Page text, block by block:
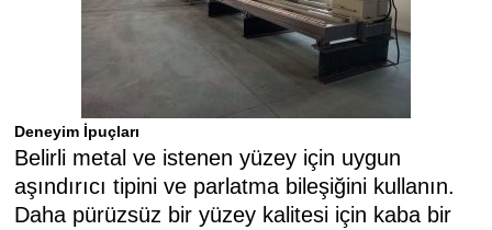
Deneyim İpuçları
Belirli metal ve istenen yüzey için uygun
aşındırıcı tipini ve parlatma bileşiğini kullanın.
Daha pürüzsüz bir yüzey kalitesi için kaba bir